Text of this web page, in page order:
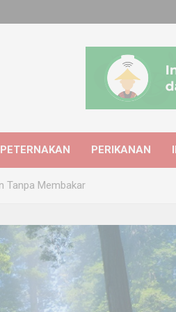
PETERNAKAN PERIKANAN
Tanpa Membakar